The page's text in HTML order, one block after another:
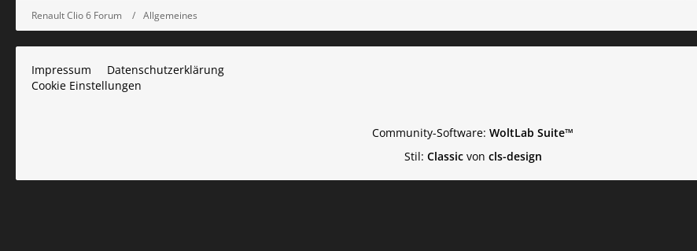
Renault Clio 6 Forum Allgemeines
Impressum
Datenschutzerklärung
Cookie Einstellungen
Community-Software: WoltLab Suite™
Stil: Classicvon cls-design